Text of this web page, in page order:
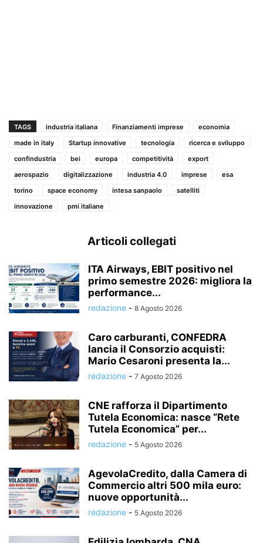
TAGS industria italiana Finanziamenti imprese
economia
made in italy
Startup innovative tecnologia
ricerca e sviluppo
confindustria
bei europa competitività
export
aerospazio
digitalizzazione industria 4.0 imprese
esa
torino
space economy intesa sanpaolo
satelliti
innovazione
pmi italiane
Articoli collegati
ITA Airways, EBIT positivo nel
primo semestre 2026: migliora la
performance...
redazione - 8 Agosto 2026
Caro carburanti, CONFEDRA
lancia il Consorzio acquisti:
Mario Cesaroni presenta la...
redazione - 7 Agosto 2026
CNE rafforza il Dipartimento
Tutela Economica: nasce “Rete
Tutela Economica” per...
redazione - 5 Agosto 2026
AgevolaCredito, dalla Camera di
Commercio altri 500 mila euro:
nuove opportunità...
redazione - 5 Agosto 2026